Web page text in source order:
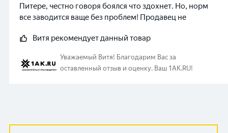
Питере, честно говоря боялся что здохнет. Но, норм
все заводится ваще без проблем! Продавец не
Так что бренд норм!
Витя рекомендует данный товар
Уважаемый Витя! Благодарим Вас за
оставленный отзыв и оценку. Ваш 1AK.RU!